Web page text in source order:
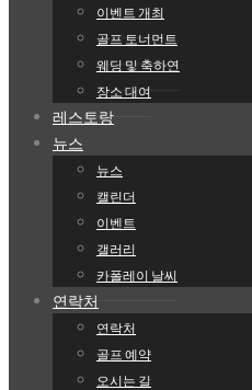
이벤트 개최
골프 토너먼트
웨딩 및 축하연
장소 대여
레스토랑
뉴스
뉴스
캘린더
이벤트
갤러리
카폴레이 날씨
연락처
연락처
골프 예약
오시는 길